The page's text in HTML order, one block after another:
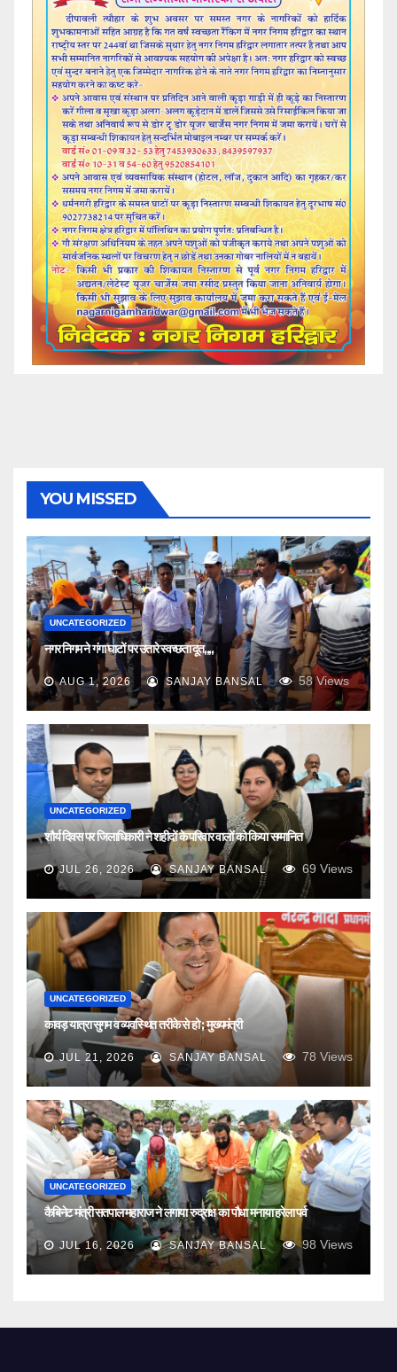
YOU MISSED
UNCATEGORIZED
नगर निगम ने गंगा घाटों पर उतारे स्वच्छता दूत,,,,
AUG 1, 2026 SANJAY BANSAL 58Views
UNCATEGORIZED
शौर्य दिवस पर जिलाधिकारी ने शहीदों के परिवार वालों को किया सम्मानित
JUL 26, 2026 SANJAY BANSAL 69 Views
UNCATEGORIZED
कावड़ यात्रा सुगम व व्यवस्थित तरीके से हो ; मुख्यमंत्री
JUL 21, 2026 SANJAY BANSAL 78 Views
UNCATEGORIZED
कैबिनेट मंत्री सतपाल महाराज ने लगाया रुद्राक्ष का पौधा मनाया हरेला पर्व
JUL 16, 2026 SANJAY BANSAL 98 Views